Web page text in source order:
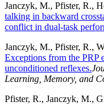
Janczyk, M., Pfister, R.,
talking in backward
conflict in dual-task
Janczyk, M., Pfister, R.,
Exceptions from the PRP
unconditioned reflexes.
Learning, Memory, and
Pfister, R., Janczyk, M.,